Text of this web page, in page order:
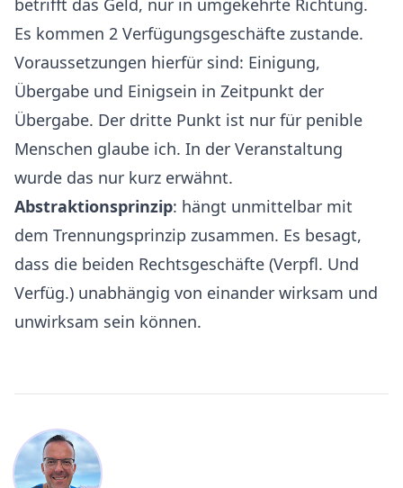
betrifft das Geld, nur in umgekehrte Richtung.
Es kommen 2 Verfügungsgeschäfte zustande.
Voraussetzungen hierfür sind: Einigung,
Übergabe und Einigsein in Zeitpunkt der
Übergabe. Der dritte Punkt ist nur für penible
Menschen glaube ich. In der Veranstaltung
wurde das nur kurz erwähnt.
Abstraktionsprinzip: hängt unmittelbar mit
dem Trennungsprinzip zusammen. Es besagt,
dass die beiden Rechtsgeschäfte (Verpfl. Und
Verfüg.) unabhängig von einander wirksam und
unwirksam sein können.